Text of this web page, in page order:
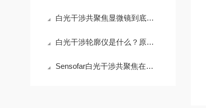
白光干涉共聚焦显微镜到底贵在哪？拆开看完你就懂了
白光干涉轮廓仪是什么？原理、用途与选购指南
Sensofar白光干涉共聚焦在半导体晶圆表面粗糙度检测中的应用与行业标准对标